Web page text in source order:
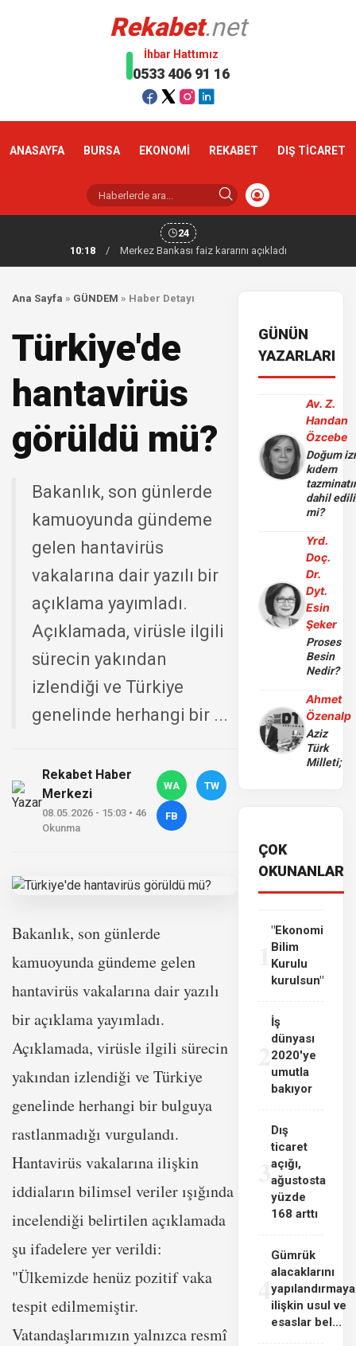
Rekabet.net
İhbar Hattımız
0533 406 91 16
ANASAYFA BURSA EKONOMİ REKABET DIŞ TİCARET
24
10:18
/ Merkez Bankası faiz kararını açıkladı
Ana Sayfa » GÜNDEM » Haber Detayı
Türkiye'de
hantavirüs
görüldü mü?
Bakanlık, son günlerde
kamuoyunda gündeme
gelen hantavirüs
vakalarına dair yazılı bir
açıklama yayımladı.
Açıklamada, virüsle ilgili
sürecin yakından
izlendiği ve Türkiye
genelinde herhangi bir ...
Rekabet Haber
Merkezi
08.05.2026 - 15:03 • 46
Okunma
WA TW
FB
Bakanlık, son günlerde
kamuoyunda gündeme gelen
hantavirüs vakalarına dair yazılı
bir açıklama yayımladı.
Açıklamada, virüsle ilgili sürecin
yakından izlendiği ve Türkiye
genelinde herhangi bir bulguya
rastlanmadığı vurgulandı.
Hantavirüs vakalarına ilişkin
iddiaların bilimsel veriler ışığında
incelendiği belirtilen açıklamada
şu ifadelere yer verildi:
"Ülkemizde henüz pozitif vaka
tespit edilmemiştir.
Vatandaşlarımızın yalnızca resmî
GÜNÜN
YAZARLARI
Av. Z.
Handan
Özcebe
Doğum
kıdem
dahil
mi?
Yrd.
Doç.
Dr.
Dyt.
Esin
Şeker
Proses
Besin
Nedir?
Ahmet
Özenalp
Aziz
Türk
Milleti;
ÇOK
OKUNANLAR
"Ekonomi
Bilim
Kurulu
kurulsun"
İş
dünyası
2020'ye
umutla
bakıyor
3
Dış
ticaret
açığı,
ağustosta
yüzde
168 arttı
4
Gümrük
alacaklarını
yapılandırmaya
ilişkin usul ve
esaslar bel...